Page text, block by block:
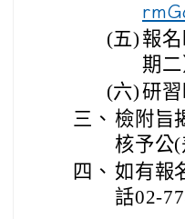
(五) 報
期二
(六)研
三、 檢附旨
核予公(
四、 如有報
話02-